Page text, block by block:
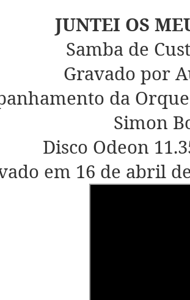
JUNTEI OS
Samba de
Gravado por
da
Simon
Disco Odeon
em 16 de abril